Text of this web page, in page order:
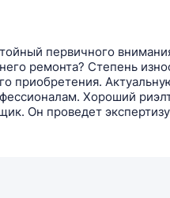
первичного
ремонта? Степень
приобретения.
Хороший
Он проведет